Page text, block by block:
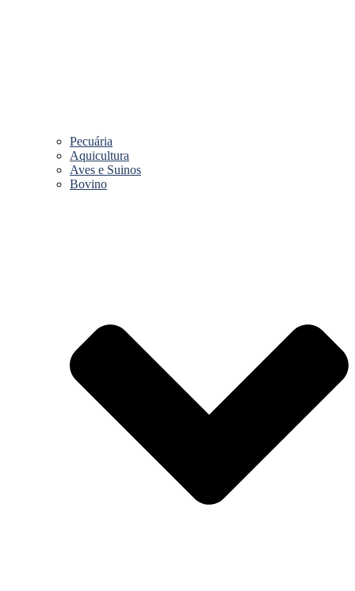
Pecuária
Aquicultura
Aves e Suinos
Bovino